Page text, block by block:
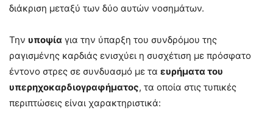
διάκριση μεταξύ των δύο αυτών νοσημάτων.
Την υποψία για την ύπαρξη του συνδρόμου της
ραγισμένης καρδιάς ενισχύει η συσχέτιση με πρόσφατο
έντονο στρες σε συνδυασμό με τα ευρήματα του
υπερηχοκαρδιογραφήματος, τα οποία στις τυπικές
περιπτώσεις είναι χαρακτηριστικά: